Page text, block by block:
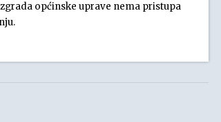
općinske uprave nema pristupa